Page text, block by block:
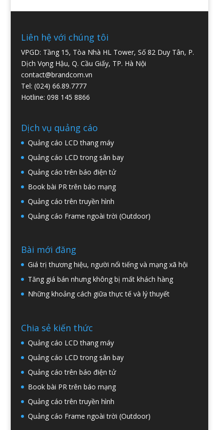
Liên hệ với chúng tôi
VPGD: Tầng 15, Tòa Nhà HL Tower, Số 82 Duy Tân, P.
Dịch Vọng Hậu, Q. Cầu Giấy, TP. Hà Nội
contact@brandcom.vn
Tel: (024) 66.89.7777
Hotline: 098 145 8866
Dịch vụ quảng cáo
Quảng cáo LCD thang máy
Quảng cáo LCD trong sân bay
Quảng cáo trên báo điện tử
Book bài PR trên báo mạng
Quảng cáo trên truyền hình
Quảng cáo Frame ngoài trời (Outdoor)
Bài mới đăng
Giá trị thương hiệu, người nổi tiếng và mạng xã hội
Tăng giá bán nhưng không bị mất khách hàng
Những khoảng cách giữa thực tế và lý thuyết
Chia sẻ kiến thức
Quảng cáo LCD thang máy
Quảng cáo LCD trong sân bay
Quảng cáo trên báo điện tử
Book bài PR trên báo mạng
Quảng cáo trên truyền hình
Quảng cáo Frame ngoài trời (Outdoor)